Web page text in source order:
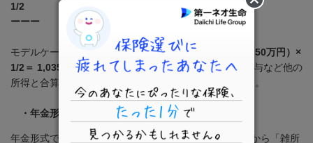
1/2
ーーー
モデルケースに当てはめると、（2,200万円 − 80万円 − 50万円）×
1/2＝ 1,035万円となります。この 1,035万円が、妻の給与など他の
所得と合算され、所得税と住民税の計算対象になります。
・年金形式で受け取る場合
年金形式で受け取る場合は、受け取りを開始する
年目から「雑所